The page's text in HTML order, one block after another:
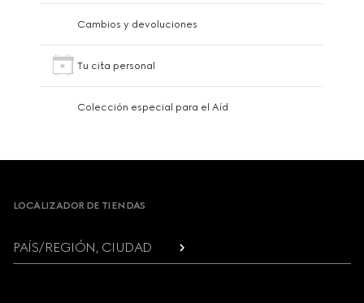
Cambios y devoluciones
Tu cita personal
Colección especial para el Aíd
Footer
LOCALIZADOR DE TIENDAS
PAÍS/REGIÓN, CIUDAD